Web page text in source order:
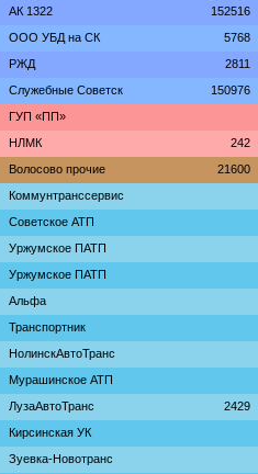
АК 1322 152516
ООО УБД на СК 5768
РЖД 2811
Служебные Советск 150976
ГУП «ПП»
НЛМК 242
Волосово прочие 21600
Коммунтранссервис
Советское АТП
Уржумское ПАТП
Уржумское ПАТП
Альфа
Транспортник
НолинскАвтоТранс
Мурашинское АТП
ЛузаАвтоТранс 2429
Кирсинская УК
Зуевка-Новотранс